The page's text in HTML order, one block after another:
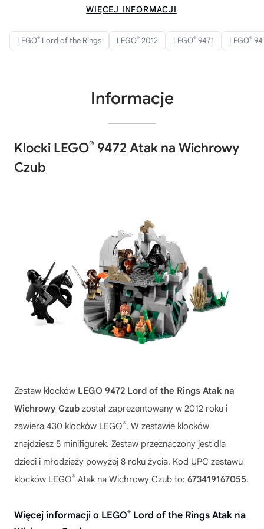
WIĘCEJ INFORMACJI
LEGO® Lord of the Rings LEGO® 2012 LEGO® 9471 LEGO®
Informacje
Klocki LEGO® 9472 Atak na Wichrowy
Czub
Zestaw klocków LEGO 9472 Lord of the Rings Atak na
Wichrowy Czub został zaprezentowany w 2012 roku i
zawiera 430 klocków LEGO®. W zestawie klocków
znajdziesz 5 minifigurek. Zestaw przeznaczony jest dla
dzieci i młodzieży powyżej 8 roku życia. Kod UPC zestawu
klocków LEGO® Atak na Wichrowy Czub to: 673419167055.
Więcej informacji o LEGO® Lord of the Rings Atak na